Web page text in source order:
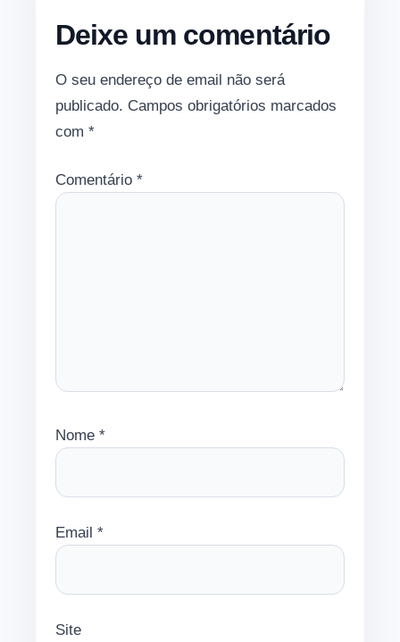
Deixe um comentário
O seu endereço de email não será
publicado. Campos obrigatórios marcados
com *
Comentário *
Nome *
Email *
Site